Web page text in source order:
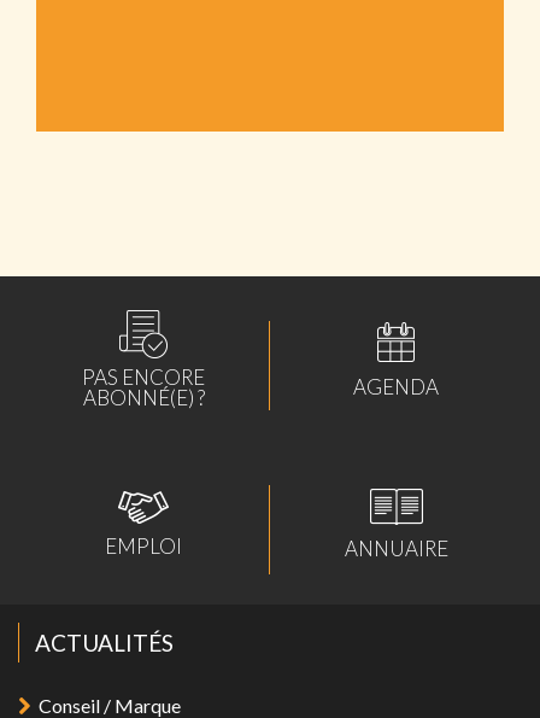
PAS ENCORE
ABONNÉ(E) ?
AGENDA
EMPLOI ANNUAIRE
ACTUALITÉS
Conseil / Marque